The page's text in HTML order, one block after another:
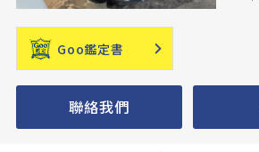
Goo鑑定書
聯絡我們